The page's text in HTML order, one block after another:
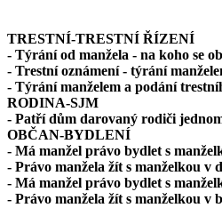
TRESTNÍ-TRESTNÍ ŘÍZENÍ
- Týrání od manžela - na koho se
- Trestní oznámení - týrání
- Týrání manželem a podání
RODINA-SJM
- Patří dům darovaný rodiči
OBČAN-BYDLENÍ
- Má manžel právo bydlet s
- Právo manžela žít s manželkou v
- Má manžel právo bydlet s
- Právo manžela žít s manželkou v